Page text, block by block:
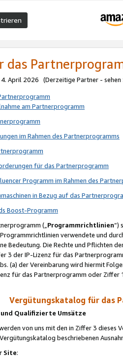
das
April 2026 (Derzeitige Partner - sehen
am Partnerprogramm
im Rahmen des Partnerprogramms
für das Partnerprogramm
Programm im Rahmen des
in Bezug auf das
Boost-Programm
(„Programmrichtlinien“)
verwendete und
Bedeutung. Die Rechte und Pflichten
3 der IP-Lizenz für das
(a) der Vereinbarung wird hiermit
für das Partnerprogramm oder
Vergütungskatalog für das
Qualifizierte Umsätze
von uns mit den in Ziffer 3
beschriebenen
Site: